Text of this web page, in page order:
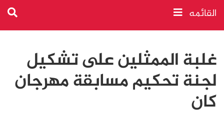
القائمه
غلبة الممثلين على تشكيل
لجنة تحكيم مسابقة مهرجان
كان